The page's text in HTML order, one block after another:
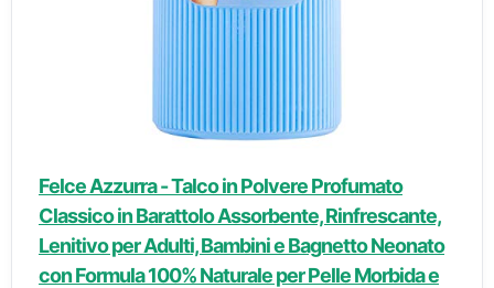
Felce Azzurra - Talco in Polvere Profumato
Classico in Barattolo Assorbente, Rinfrescante,
Lenitivo per Adulti, Bambini e Bagnetto Neonato
con Formula 100% Naturale per Pelle Morbida e